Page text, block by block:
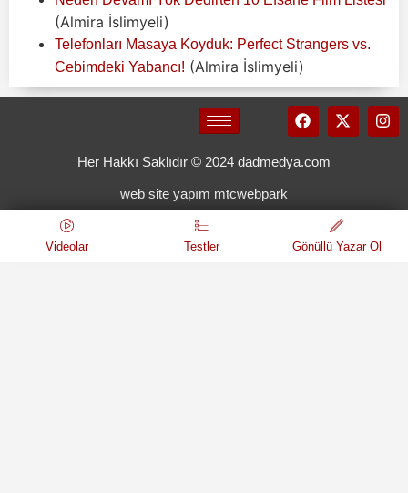
(Almira İslimyeli)
Telefonları Masaya Koyduk: Perfect Strangers vs.
Cebimdeki Yabancı! (Almira İslimyeli)
Her Hakkı Saklıdır © 2024 dadmedya.com
web site yapım mtcwebpark
Videolar Testler Gönüllü Yazar Ol